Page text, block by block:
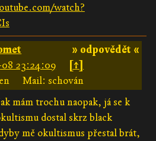
watch?
» odpovědět «
08 23:24:09
[↑]
Mail: schován
mám trochu naopak, já se k
dostal skrz black
mě okultismus přestal brát,